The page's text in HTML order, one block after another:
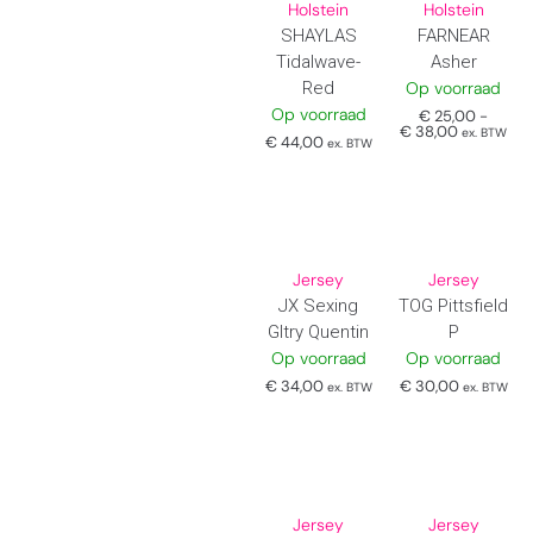
Holstein
SHAYLAS
Tidalwave-
Red
Op voorraad
€44,00 ex. BTW
Holstein
FARNEAR
Asher
Op voorraad
€25,00 -
€38,00 ex. BTW
Jersey
JX Sexing
Gltry Quentin
Op voorraad
€34,00 ex. BTW
Jersey
TOG Pittsfield
P
Op voorraad
€30,00 ex. BTW
Jersey Jersey